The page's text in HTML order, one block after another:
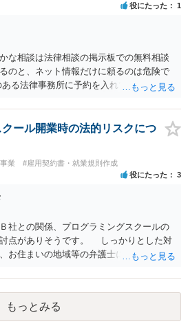
役にたった 1
な相談は法律相談の掲示板での無料相談
のと、ネット情報だけに頼るのは危険で
る法律事務所に予約を入れて、リーガル
ール開業時の法的リスクにつ
業 #雇用契約書・就業規則作成
役にたった 3
社との関係、プログラミングスクールの
点がありそうです。 しっかりとした対
お住まいの地域等の弁護士に直接相談の
ー企業Ｂ社との関係) 例えば、 •プログラ
案件に関わることを事前に把握•承諾して
れる受託者の善管注意義務を果たせるか •
ー企業Ｂ社との間でプログラミングスク
もっとみる